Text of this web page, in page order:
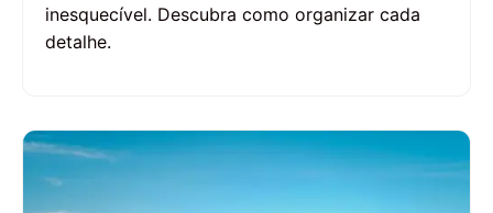
inesquecível. Descubra como organizar cada
detalhe.